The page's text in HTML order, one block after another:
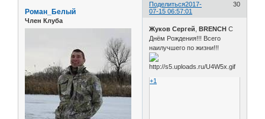
Поделиться 30
2017-
07-15 06:57:01
Роман_Белый
Член Клуба
Жуков Сергей BRENCH С
Днём Рождения!!! Всего
наилучшего по жизни!!!
+1